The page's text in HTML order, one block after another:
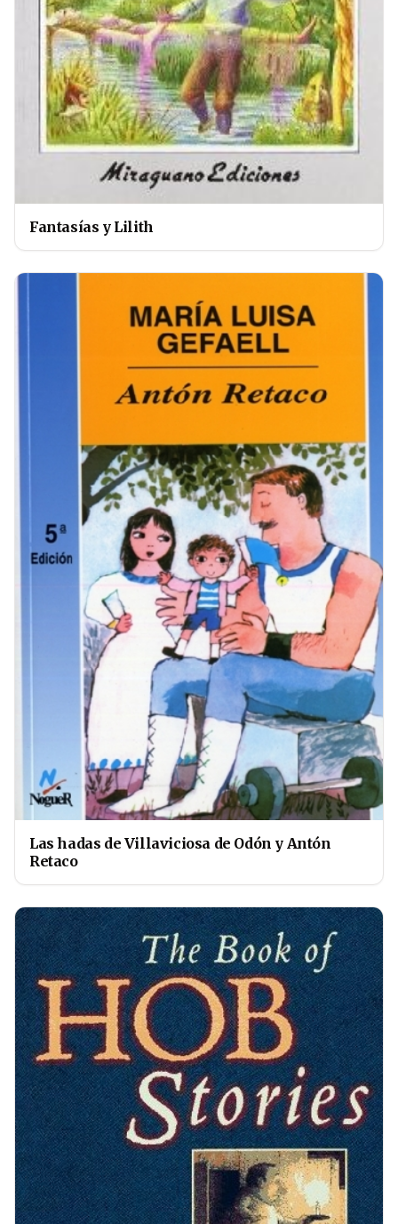
Fantasías y Lilith
Las hadas de Villaviciosa de Odón y Antón
Retaco